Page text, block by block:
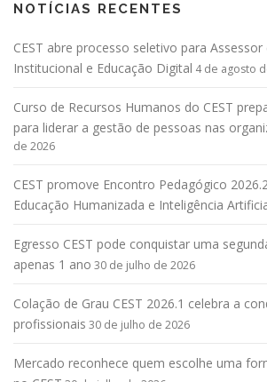
NOTÍCIAS RECENTES
CEST abre processo seletivo para Assessor
Institucional e Educação Digital 4 de agosto
Curso de Recursos Humanos do CEST
para liderar a gestão de pessoas nas
de 2026
CEST promove Encontro Pedagógico
Educação Humanizada e Inteligência
Egresso CEST pode conquistar uma
apenas 1 ano 30 de julho de 2026
Colação de Grau CEST 2026.1 celebra a
profissionais 30 de julho de 2026
Mercado reconhece quem escolhe uma